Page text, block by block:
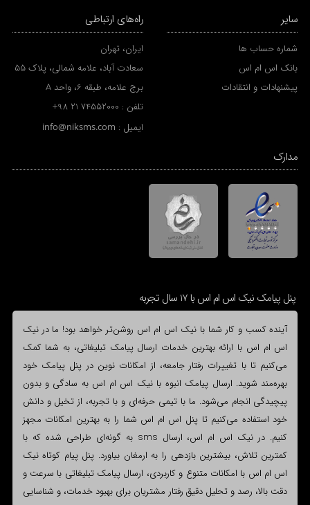
سایر
شماره حساب ها
بانک اس ام اس
پیشنهادات و انتقادات
راه‌های ارتباطی
ایران، تهران
سعادت آباد، علامه شمالی، پلاک 55
برج علامه، طبقه 6، واحد A
تلفن : +98 21 74552000
ایمیل : info@niksms.com
مدارک
پنل پیامک نیک اس ام اس با 17 سال تجربه
آینده کسب و کار شما با نیک اس ام اس روشن‌تر خواهد بود! ما در نیک
اس ام اس با ارائه بهترین خدمات ارسال پیامک تبلیغاتی، به شما کمک
می‌کنیم تا با تغییرات رفتار جامعه، از امکانات نوین در پنل پیامک خود
بهره‌مند شوید. ارسال پیامک انبوه با نیک اس ام اس به سادگی و بدون
پیچیدگی انجام می‌شود. ما با تیمی حرفه‌ای و با تجربه، از تخیل و دانش
خود استفاده می‌کنیم تا پنل اس ام اس شما را به بهترین امکانات مجهز
کنیم. در نیک اس ام اس، ارسال sms به گونه‌ای طراحی شده که با
کمترین تلاش، بیشترین بازدهی را به ارمغان بیاورد. پنل پیام کوتاه نیک
اس ام اس با امکانات متنوع و کاربردی، ارسال پیامک تبلیغاتی با سرعت و
دقت بالا، رصد و تحلیل دقیق رفتار مشتریان برای بهبود خدمات، و شناسایی